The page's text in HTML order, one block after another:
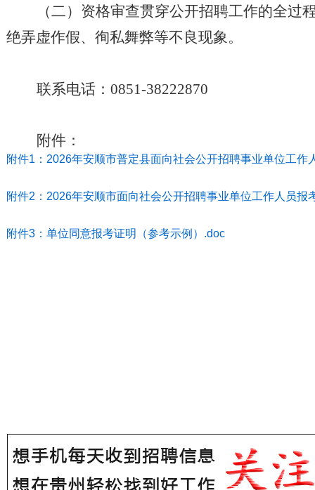
（二）资格审查贯穿公开招聘工作的全
绝弄虚作假、徇私舞弊等不良现象。
联系电话：0851-38222870
附件：
附件1：2026年安顺市普定县面向社会公开招聘事业单位工作
附件2：2026年安顺市面向社会公开招聘事业单位工作人员报
附件3：单位同意报考证明（参考示例）.doc